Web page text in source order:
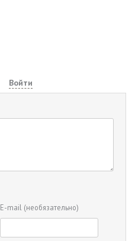
Войти
E-mail (необязательно)